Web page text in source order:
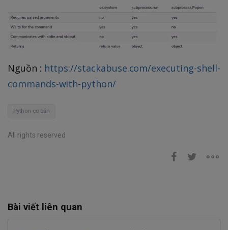
Nguồn : https://stackabuse.com/executing-shell-
commands-with-python/
Python cơ bản
All rights reserved
Bài viết liên quan